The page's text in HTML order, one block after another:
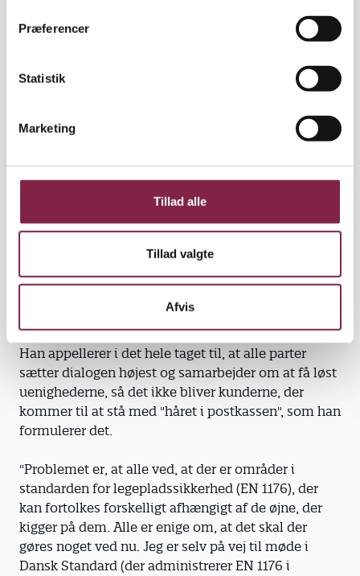
Præferencer
Statistik
Marketing
Tillad alle
Tillad valgte
Afvis
De tre væsentligste problemer på legepladser er
anoraksnor-fælder. Det mener formanden for
brancheforeningen af producenter, importører og
problemer forventer han, at foreningens
medlemmer selv får øje på.
"De tre ting er så vigtige, at hvis man som importør
bliver opmærksom på dem, så skal man kontakte
producenten for at bede dem kigge på det igen. Og
siger Hans Volkert, formand for P.I.L.
Han appellerer i det hele taget til, at alle parter
sætter dialogen højest og samarbejder om at få løst
uenighederne, så det ikke bliver kunderne, der
kommer til at stå med "håret i postkassen", som han
formulerer det.
"Problemet er, at alle ved, at der er områder i
standarden for legepladssikkerhed (EN 1176), der
kan fortolkes forskelligt afhængigt af de øjne, der
kigger på dem. Alle er enige om, at det skal der
gøres noget ved nu. Jeg er selv på vej til møde i
Dansk Standard (der administrerer EN 1176 i